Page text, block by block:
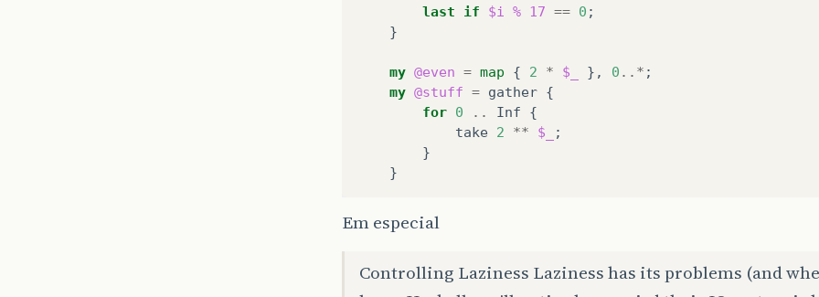
last
if $i % 17 == 0 ;
}
my @even = map { 2 * $_ }, 0 ..* ;
my @stuff = gather {
for 0 .. Inf
{
take 2 ** $_
;
}
}
Em especial
Controlling Laziness Laziness has its problems (and